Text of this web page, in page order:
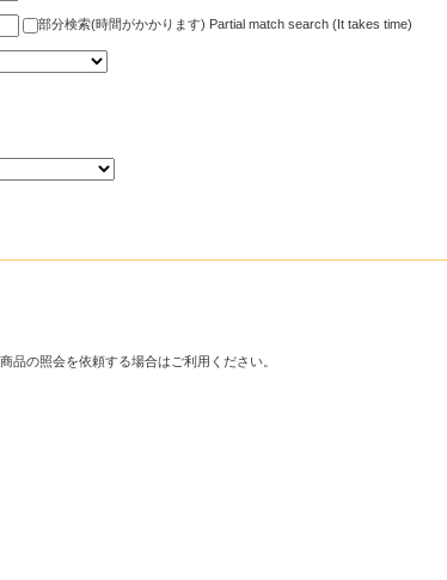
部分検索(時間がかかります) Partial match search (It takes time)
品の照会を依頼する場合はご利用ください。